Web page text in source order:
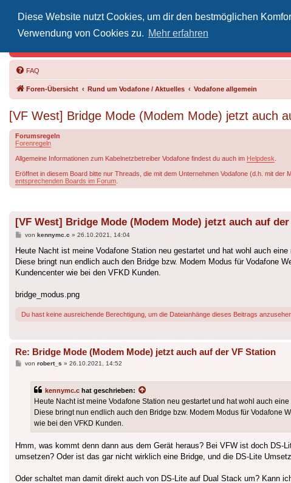
Diese Website nutzt Cookies, um dir den bestmöglichen
Verwendung von Cookies zu. Mehr erfahren
FAQ
Foren-Übersicht Rund um Vodafone / Aktuelles Vodafone allgemein
[VF West] Bridge Mode (Modem Mode) jetzt auch
Forumsregeln
Forenregeln
Allgemeine Informationen zum Kabelnetzbetreiber Vodafone findest du auch im Helpdesk
Eröffnet in diesem Board bitte nur Threads, die mit dem Unternehmen Vodafone (d.h. mit
entsprechenden Boards im Forum
[VF West] Bridge Mode (Modem Mode) jetzt auch auf
Beitrag
von kennymc.c » 26.10.2021, 14:04
Heute Nacht ist meine Vodafone Station neu gestartet und hat wohl auch
Diese bringt nun endlich auch den Bridge bzw. Modem Modus für Vodafone
Kundencenter wie bei den VFKD Kunden.
bridge_modus.png
Du hast keine ausreichende Berechtigung, um die Dateianhänge dieses Beitrags
Re: Bridge Mode (Modem Mode) jetzt auch auf der VF Station
Beitrag
von robert_s » 26.10.2021, 14:52
kennymc.c hat geschrieben:
Heute Nacht ist meine Vodafone Station neu gestartet und hat wohl auch
Diese bringt nun endlich auch den Bridge bzw. Modem Modus für Vodafone
wie bei den VFKD Kunden.
Hmm, was kommt denn dann aus dem Gerät heraus? Bei VFW ist doch
umsetzen? Oder ist das gar nicht wirklich eine Bridge, und die DS-Lite
Oder schaltet man damit direkt auch von DS-Lite auf Dual Stack um? Kann